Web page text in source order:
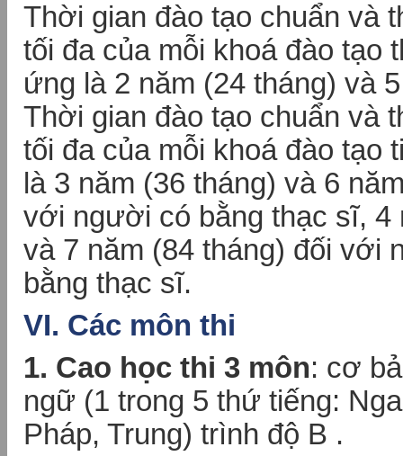
Thời gian đào tạo chuẩn và
tối đa của mỗi khoá đào tạo
ứng là 2 năm (24 tháng) và
Thời gian đào tạo chuẩn và
tối đa của mỗi khoá đào tạo
là 3 năm (36 tháng) và 6
với người có bằng thạc sĩ, 4
và 7 năm (84 tháng) đối với
bằng thạc sĩ.
VI. Các môn thi
1. Cao học thi 3 môn: cơ
ngữ (1 trong 5 thứ tiếng:
Pháp, Trung) trình độ B .